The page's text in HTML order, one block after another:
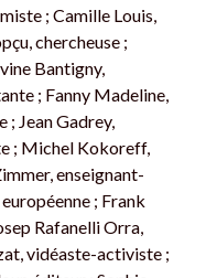
; Camille Louis,
chercheuse ;
Bantigny,
; Fanny Madeline,
Jean Gadrey,
; Michel Kokoreff,
enseignant-
; Frank
Rafanelli Orra,
vidéaste-activiste ;